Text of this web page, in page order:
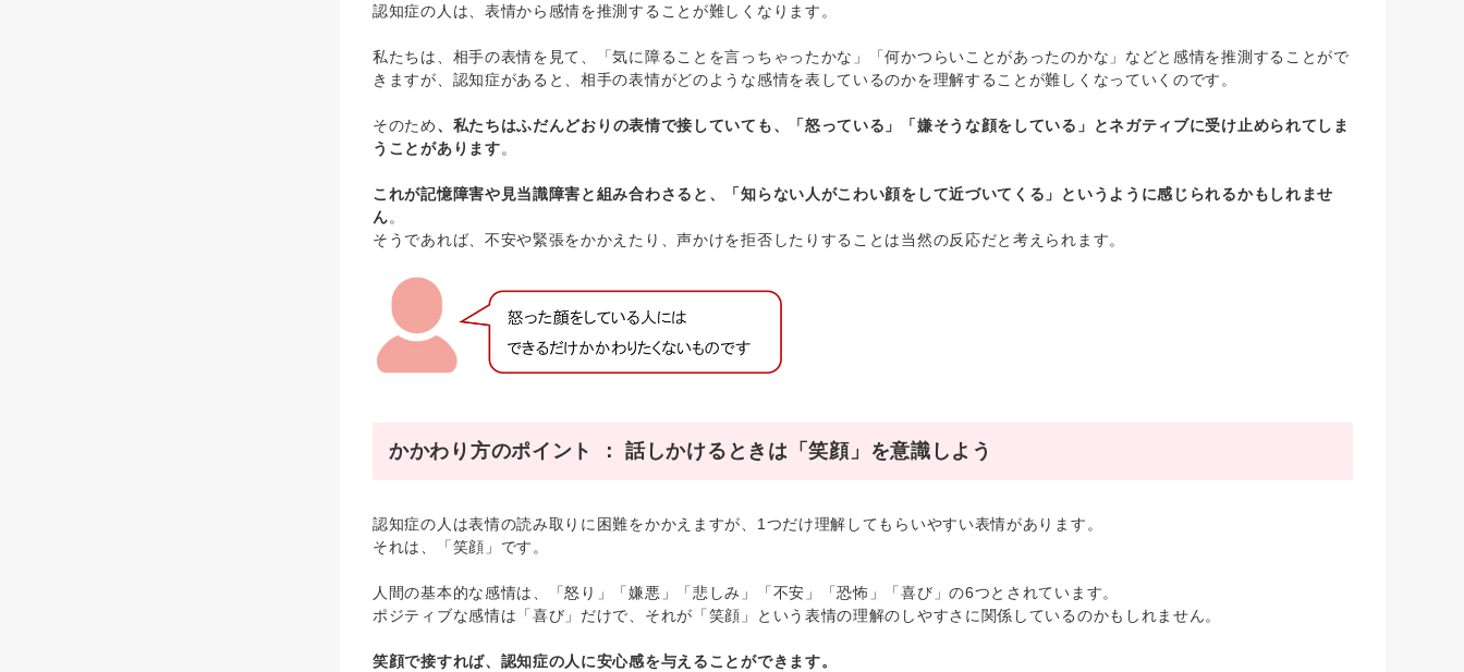
認知症の人は、表情から感情を推測することが難しくなります。
私たちは、相手の表情を見て、「気に障ることを言っちゃったかな」「何かつらいことがあったのかな」などと感情を推測することがで
きますが、認知症があると、相手の表情がどのような感情を表しているのかを理解することが難しくなっていくのです。
そのため、私たちはふだんどおりの表情で接していても、「怒っている」「嫌そうな顔をしている」とネガティブに受け止められてしま
うことがあります。
これが記憶障害や見当識障害と組み合わさると、「知らない人がこわい顔をして近づいてくる」というように感じられるかもしれませ
ん。
そうであれば、不安や緊張をかかえたり、声かけを拒否したりすることは当然の反応だと考えられます。
かかわり方のポイント ： 話しかけるときは「笑顔」を意識しよう
認知症の人は表情の読み取りに困難をかかえますが、1つだけ理解してもらいやすい表情があります。
それは、「笑顔」です。
人間の基本的な感情は、「怒り」「嫌悪」「悲しみ」「不安」「恐怖」「喜び」の6つとされています。
ポジティブな感情は「喜び」だけで、それが「笑顔」という表情の理解のしやすさに関係しているのかもしれません。
笑顔で接すれば、認知症の人に安心感を与えることができます。